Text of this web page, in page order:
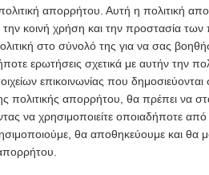
απορρήτου. Αυτή η πολιτική
κοινή χρήση και την προστασία
στο σύνολό της για να σας
ερωτήσεις σχετικά με αυτήν την
επικοινωνίας που
πολιτικής απορρήτου, θα πρέπει να
να χρησιμοποιείτε οποιαδήποτε
θα αποθηκεύουμε και θα